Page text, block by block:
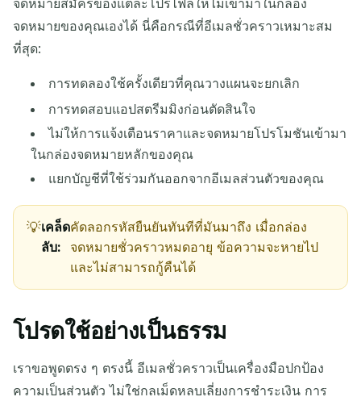
จดหมายของคุณเองได้ นี่คือกรณีที่อีเมลชั่วคราวเหมาะสม
ที่สุด:
การทดลองใช้ครั้งเดียวที่คุณวางแผนจะยกเลิก
การทดสอบแอปสตรีมมิงก่อนตัดสินใจ
ไม่ให้การแจ้งเตือนราคาและจดหมายโปรโมชันเข้ามา
ในกล่องจดหมายหลักของคุณ
แยกบัญชีที่ใช้ร่วมกันออกจากอีเมลส่วนตัวของคุณ
เคล็ด
ลับ:
คัดลอกรหัสยืนยันทันทีที่มันมาถึง เมื่อกล่อง
จดหมายชั่วคราวหมดอายุ ข้อความจะหายไป
และไม่สามารถกู้คืนได้
โปรดใช้อย่างเป็นธรรม
เราขอพูดตรง ๆ ตรงนี้ อีเมลชั่วคราวเป็นเครื่องมือปกป้อง
ความเป็นส่วนตัว ไม่ใช่กลเม็ดหลบเลี่ยงการชำระเงิน การ